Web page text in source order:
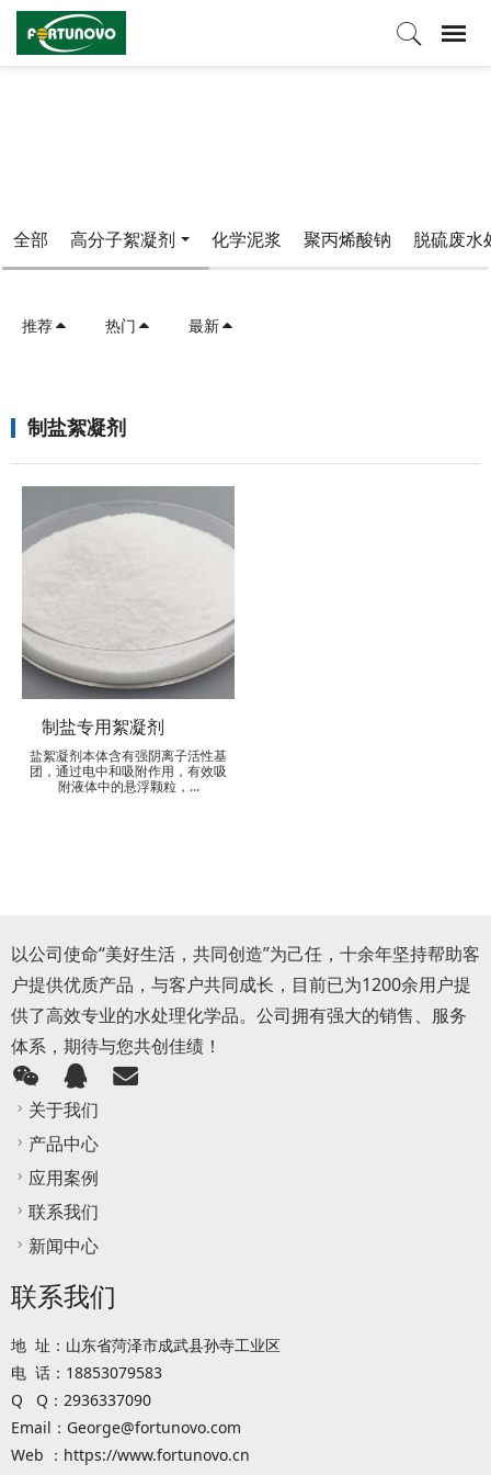
全部 高分子絮凝剂 化学泥浆 聚丙烯酸钠 脱硫废水
推荐 热门 最新
制盐絮凝剂
制盐专用絮凝剂
盐絮凝剂本体含有强阴离子活性基
团，通过电中和吸附作用，有效吸
附液体中的悬浮颗粒，...
以公司使命“美好生活，共同创造”为己任，十余年坚持帮助客
户提供优质产品，与客户共同成长，目前已为1200余用户提
供了高效专业的水处理化学品。公司拥有强大的销售、服务
体系，期待与您共创佳绩！
关于我们
产品中心
应用案例
联系我们
新闻中心
联系我们
地 址：山东省菏泽市成武县孙寺工业区
电 话：18853079583
Q Q：2936337090
Email：George@fortunovo.com
Web ：https://www.fortunovo.cn